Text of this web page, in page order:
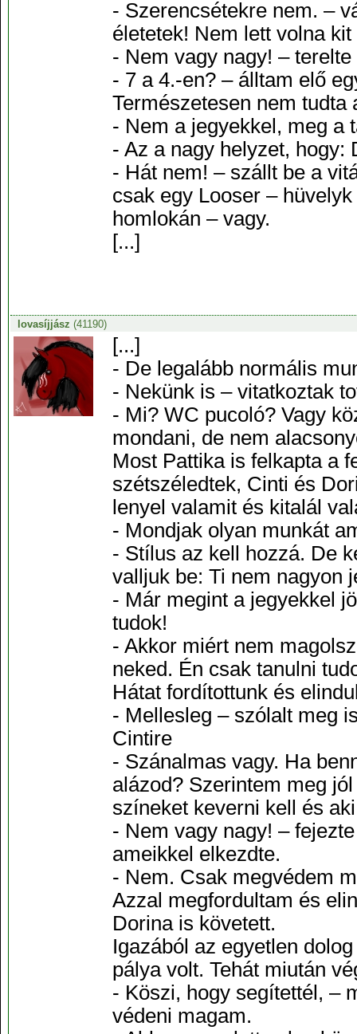
- Szerencsétekre nem. –
életetek! Nem lett volna
- Nem vagy nagy! –
- 7 a 4.-en? – álltam elő
Természetesen nem
- Nem a jegyekkel, meg a
- Az a nagy helyzet, hogy:
- Hát nem! – szállt be a
csak egy Looser –
homlokán – vagy.
[...]
lovasíjjász (41190)
[...]
- De legalább normális
- Nekünk is – vitatkoztak
- Mi? WC pucoló? Vagy
mondani, de nem
Most Pattika is felkapta a
szétszéledtek, Cinti és
lenyel valamit és kitalál
- Mondjak olyan munkát
- Stílus az kell hozzá. De
valljuk be: Ti nem nagyon
- Már megint a jegyekkel
tudok!
- Akkor miért nem
neked. Én csak tanulni
Hátat fordítottunk és
- Mellesleg – szólalt meg
Cintire
- Szánalmas vagy. Ha
alázod? Szerintem meg
színeket keverni kell és
- Nem vagy nagy! –
ameikkel elkezdte.
- Nem. Csak megvédem
Azzal megfordultam és
Dorina is követett.
Igazából az egyetlen
pálya volt. Tehát miután
- Köszi, hogy segítettél, –
védeni magam.